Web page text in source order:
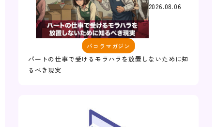
2026.08.06
パコラマガジン
パートの仕事で受けるモラハラを放置しないために知
るべき現実